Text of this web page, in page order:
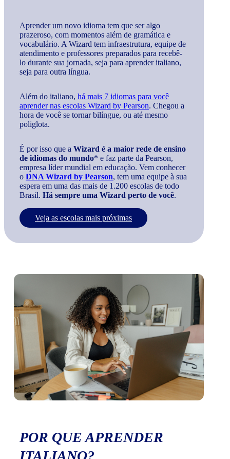
Aprender um novo idioma tem que ser algo
prazeroso, com momentos além de gramática e
vocabulário. A Wizard tem infraestrutura, equipe de
atendimento e professores preparados para recebê-
lo durante sua jornada, seja para aprender italiano,
seja para outra língua.
Além do italiano, há mais 7 idiomas para você
aprender nas escolas Wizard by Pearson. Chegou a
hora de você se tornar bilíngue, ou até mesmo
poliglota.
É por isso que a Wizard é a maior rede de ensino
de idiomas do mundo* e faz parte da Pearson,
empresa líder mundial em educação. Vem conhecer
o DNA Wizard by Pearson, tem uma equipe à sua
espera em uma das mais de 1.200 escolas de todo
Brasil. Há sempre uma Wizard perto de você.
Veja as escolas mais próximas
POR QUE APRENDER
ITALIANO?